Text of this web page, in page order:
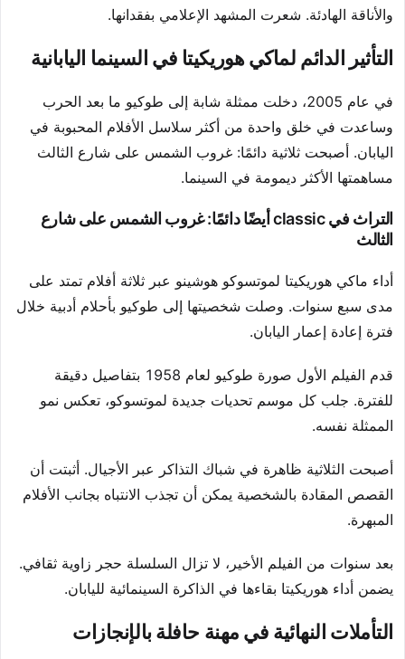
والأناقة الهادئة. شعرت المشهد الإعلامي بفقدانها.
التأثير الدائم لماكي هوريكيتا في السينما اليابانية
في عام 2005، دخلت ممثلة شابة إلى طوكيو ما بعد الحرب
وساعدت في خلق واحدة من أكثر سلاسل الأفلام المحبوبة في
اليابان. أصبحت ثلاثية دائمًا: غروب الشمس على شارع الثالث
مساهمتها الأكثر ديمومة في السينما.
التراث في classic أيضًا دائمًا: غروب الشمس على شارع
الثالث
أداء ماكي هوريكيتا لموتسوكو هوشينو عبر ثلاثة أفلام تمتد على
مدى سبع سنوات. وصلت شخصيتها إلى طوكيو بأحلام أدبية خلال
فترة إعادة إعمار اليابان.
قدم الفيلم الأول صورة طوكيو لعام 1958 بتفاصيل دقيقة
للفترة. جلب كل موسم تحديات جديدة لموتسوكو، تعكس نمو
الممثلة نفسه.
أصبحت الثلاثية ظاهرة في شباك التذاكر عبر الأجيال. أثبتت أن
القصص المقادة بالشخصية يمكن أن تجذب الانتباه بجانب الأفلام
المبهرة.
بعد سنوات من الفيلم الأخير، لا تزال السلسلة حجر زاوية ثقافي.
يضمن أداء هوريكيتا بقاءها في الذاكرة السينمائية لليابان.
التأملات النهائية في مهنة حافلة بالإنجازات